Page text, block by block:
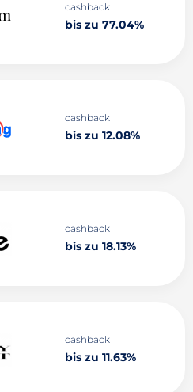
cashback
bis zu 77.04%
cashback
bis zu 12.08%
cashback
bis zu 18.13%
cashback
bis zu 11.63%